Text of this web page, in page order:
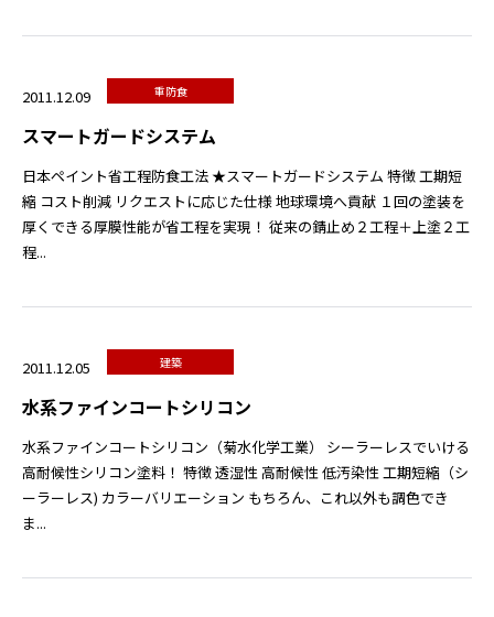
2011.12.09 重防食
スマートガードシステム
日本ペイント省工程防食工法 ★スマートガードシステム 特徴 工期短
縮 コスト削減 リクエストに応じた仕様 地球環境へ貢献 １回の塗装を
厚くできる厚膜性能が省工程を実現！ 従来の錆止め２工程＋上塗２工
程...
2011.12.05 建築
水系ファインコートシリコン
水系ファインコートシリコン（菊水化学工業） シーラーレスでいける
高耐候性シリコン塗料！ 特徴 透湿性 高耐候性 低汚染性 工期短縮（シ
ーラーレス) カラーバリエーション もちろん、これ以外も調色でき
ま...